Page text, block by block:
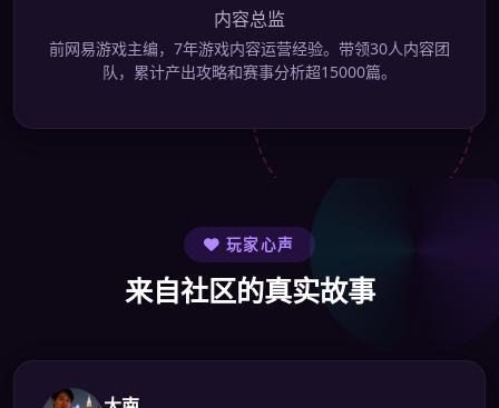
内容总监
前网易游戏主编，7年游戏内容运营经验。带领30人内容团
队，累计产出攻略和赛事分析超15000篇。
玩家心声
来自社区的真实故事